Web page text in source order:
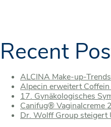
Recent
ALCINA Make-up-
Alpecin erweitert
17. Gynäkologisches
Canifug® Vaginalcreme
Dr. Wolff Group steigert